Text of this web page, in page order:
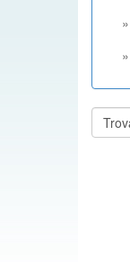
»
»
Cerca